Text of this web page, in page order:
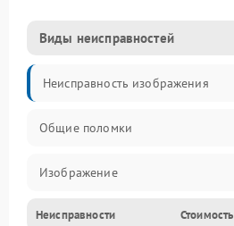
Виды неисправностей
Неисправность изображения
Общие поломки
Изображение
Лампа подсветки
Неисправности Стоимость